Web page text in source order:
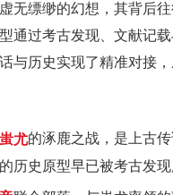
无缥缈的幻想，其背后
通过考古发现、文献记
与历史实现了精准对接
蚩尤的涿鹿之战，是上古
历史原型早已被考古发现